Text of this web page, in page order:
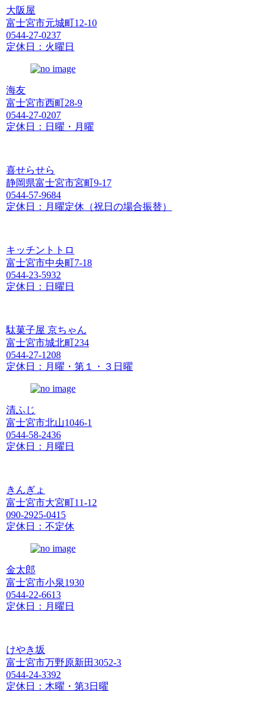
大阪屋
富士宮市元城町12-10
0544-27-0237
定休日：火曜日
海友
富士宮市西町28-9
0544-27-0207
定休日：日曜・月曜
喜せらせら
静岡県富士宮市宮町9-17
0544-57-9684
定休日：月曜定休（祝日の場合振替）
キッチントトロ
富士宮市中央町7-18
0544-23-5932
定休日：日曜日
駄菓子屋 京ちゃん
富士宮市城北町234
0544-27-1208
定休日：月曜・第１・３日曜
清ふじ
富士宮市北山1046-1
0544-58-2436
定休日：月曜日
きんぎょ
富士宮市大宮町11-12
090-2925-0415
定休日：不定休
金太郎
富士宮市小泉1930
0544-22-6613
定休日：月曜日
けやき坂
富士宮市万野原新田3052-3
0544-24-3392
定休日：木曜・第3日曜